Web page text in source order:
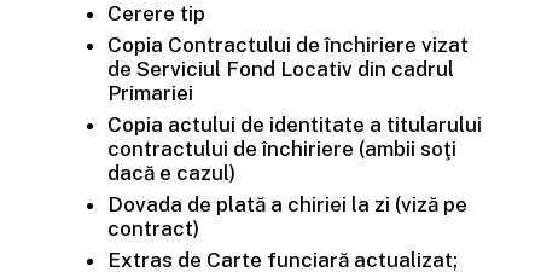
Cerere tip
Copia Contractului de închiriere vizat
de Serviciul Fond Locativ din cadrul
Primariei
Copia actului de identitate a titularului
contractului de închiriere (ambii soţi
dacă e cazul)
Dovada de plată a chiriei la zi (viză pe
contract)
Extras de Carte funciară actualizat;